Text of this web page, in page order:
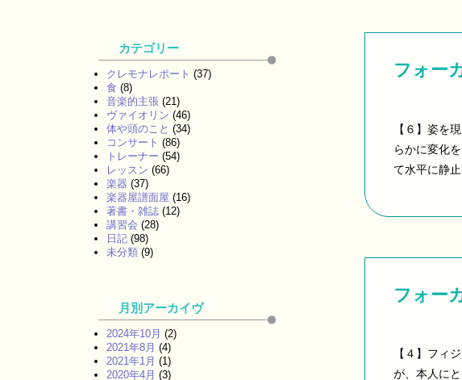
フォー
【６】姿を
らかに変化
て水平に静
フォー
【４】フィ
が、本人に
カテゴリー
クレモナレポート (37)
食 (8)
音楽的主張 (21)
ヴァイオリン (46)
体や頭のこと (34)
コンサート (86)
トレーナー (54)
レッスン (66)
楽器 (37)
楽器屋譜面屋 (16)
著書・雑誌 (12)
講習会 (28)
日記 (98)
未分類 (9)
月別アーカイヴ
2024年10月 (2)
2021年8月 (4)
2021年1月 (1)
2020年4月 (3)